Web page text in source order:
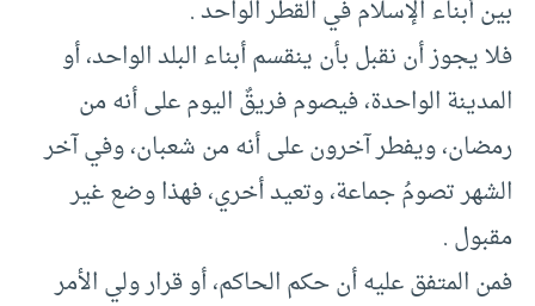
بين أبناء الإسلام في القطر الواحد .
فلا يجوز أن نقبل بأن ينقسم أبناء البلد الواحد، أو
المدينة الواحدة، فيصوم فريقٌ اليوم على أنه من
رمضان، ويفطر آخرون على أنه من شعبان، وفي آخر
الشهر تصومُ جماعة، وتعيد أخري، فهذا وضع غير
مقبول .
فمن المتفق عليه أن حكم الحاكم، أو قرار ولي الأمر